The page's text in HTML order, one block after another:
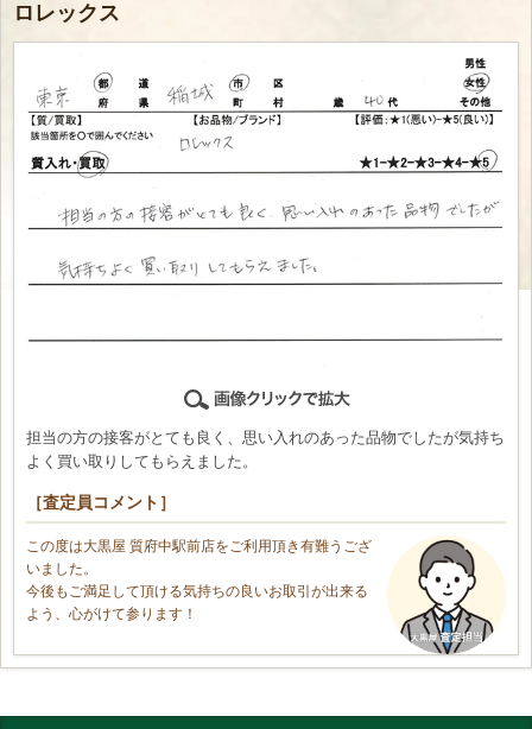
ロレックス
担当の方の接客がとても良く、思い入れのあった品物でしたが気持ち
よく買い取りしてもらえました。
［査定員コメント］
この度は大黒屋 質府中駅前店をご利用頂き有難うござ
いました。
今後もご満足して頂ける気持ちの良いお取引が出来る
よう、心がけて参ります！